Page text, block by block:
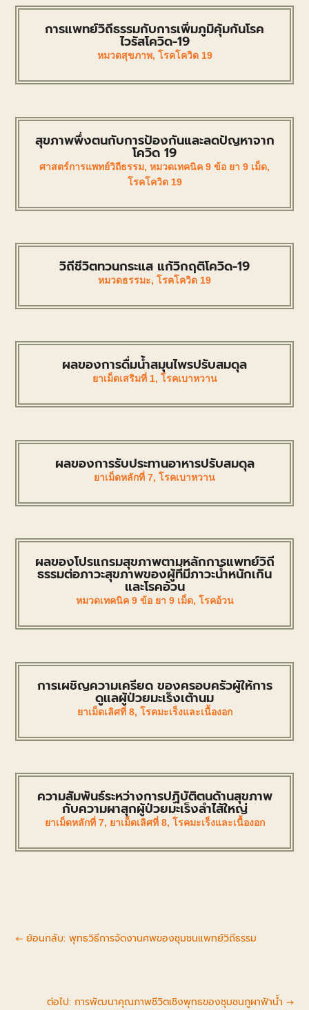
การแพทย์วิถีธรรมกับการเพิ่มภูมิคุ้มกันโรค
ไวรัสโควิด-19
หมวดสุขภาพ, โรคโควิด 19
สุขภาพพึ่งตนกับการป้องกันและลดปัญหาจาก
โควิด 19
ศาสตร์การแพทย์วิถีธรรม, หมวดเทคนิค 9 ข้อ ยา 9 เม็ด,
โรคโควิด 19
วิถีชีวิตทวนกระแส แก้วิกฤติโควิด-19
หมวดธรรมะ, โรคโควิด 19
ผลของการดื่มน้ำสมุนไพรปรับสมดุล
ยาเม็ดเสริมที่ 1, โรคเบาหวาน
ผลของการรับประทานอาหารปรับสมดุล
ยาเม็ดหลักที่ 7, โรคเบาหวาน
ผลของโปรแกรมสุขภาพตามหลักการแพทย์วิถี
ธรรมต่อภาวะสุขภาพของผู้ที่มีภาวะน้ำหนักเกิน
และโรคอ้วน
หมวดเทคนิค 9 ข้อ ยา 9 เม็ด, โรคอ้วน
การเผชิญความเครียด ของครอบครัวผู้ให้การ
ดูแลผู้ป่วยมะเร็งเต้านม
ยาเม็ดเลิศที่ 8, โรคมะเร็งและเนื้องอก
ความสัมพันธ์ระหว่างการปฏิบัติตนด้านสุขภาพ
กับความผาสุกผู้ป่วยมะเร็งลำไส้ใหญ่
ยาเม็ดหลักที่ 7, ยาเม็ดเลิศที่ 8, โรคมะเร็งและเนื้องอก
←ย้อนกลับ: พุทธวิธีการจัดงานศพของชุมชนแพทย์วิถีธรรม
ต่อไป: การพัฒนาคุณภาพชีวิตเชิงพุทธของชุมชนภูผาฟ้าน้ำ →